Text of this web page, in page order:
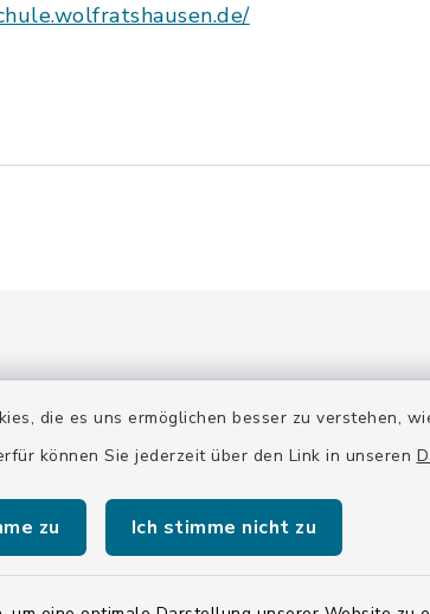
die es uns ermöglichen besser zu verstehen,
können Sie jederzeit über den Link in unseren
zu Ich stimme nicht zu